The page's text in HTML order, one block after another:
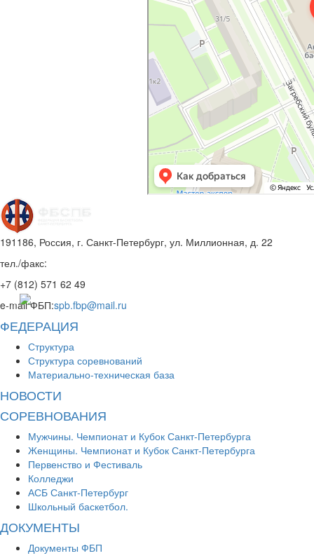
191186, Россия, г. Санкт-Петербург, ул. Миллионная, д. 22
тел./факс:
+7 (812) 571 62 49
e-mail ФБП:spb.fbp@mail.ru
ФЕДЕРАЦИЯ
Структура
Структура соревнований
Материально-техническая база
НОВОСТИ
СОРЕВНОВАНИЯ
Мужчины. Чемпионат и Кубок Санкт-Петербурга
Женщины. Чемпионат и Кубок Санкт-Петербурга
Первенство и Фестиваль
Колледжи
АСБ Санкт-Петербург
Школьный баскетбол.
ДОКУМЕНТЫ
Документы ФБП